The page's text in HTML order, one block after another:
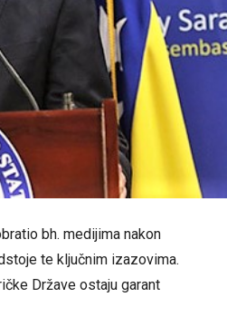
bh. medijima nakon
te ključnim izazovima.
Države ostaju garant